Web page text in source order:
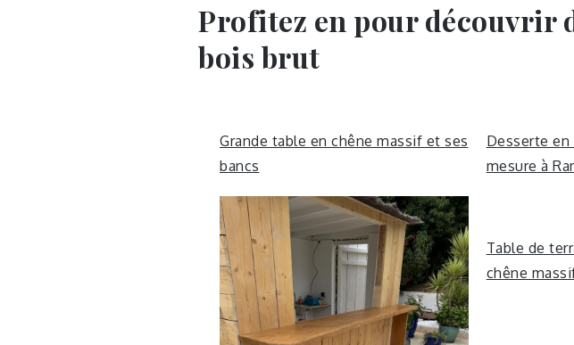
Profitez en pour découvrir
bois brut
Grande table en chêne massif et ses
bancs
Desserte
mesure à
Table de
chêne